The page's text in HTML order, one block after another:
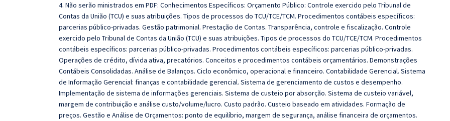
4. Não serão ministrados em PDF: Conhecimentos Específicos: Orçamento Público: Controle exercido pelo Tribunal de
Contas da União (TCU) e suas atribuições. Tipos de processos do TCU/TCE/TCM. Procedimentos contábeis específicos:
parcerias público-privadas. Gestão patrimonial. Prestação de Contas. Transparência, controle e fiscalização. Controle
exercido pelo Tribunal de Contas da União (TCU) e suas atribuições. Tipos de processos do TCU/TCE/TCM. Procedimentos
contábeis específicos: parcerias público-privadas. Procedimentos contábeis específicos: parcerias público-privadas.
Operações de crédito, dívida ativa, precatórios. Conceitos e procedimentos contábeis orçamentários. Demonstrações
Contábeis Consolidadas. Análise de Balanços. Ciclo econômico, operacional e financeiro. Contabilidade Gerencial. Sistema
de Informação Gerencial: finanças e contabilidade gerencial. Sistema de gerenciamento de custos e desempenho.
Implementação de sistema de informações gerenciais. Sistema de custeio por absorção. Sistema de custeio variável,
margem de contribuição e análise custo/volume/lucro. Custo padrão. Custeio baseado em atividades. Formação de
preços. Gestão e Análise de Orçamentos: ponto de equilíbrio, margem de segurança, análise financeira de orçamentos.